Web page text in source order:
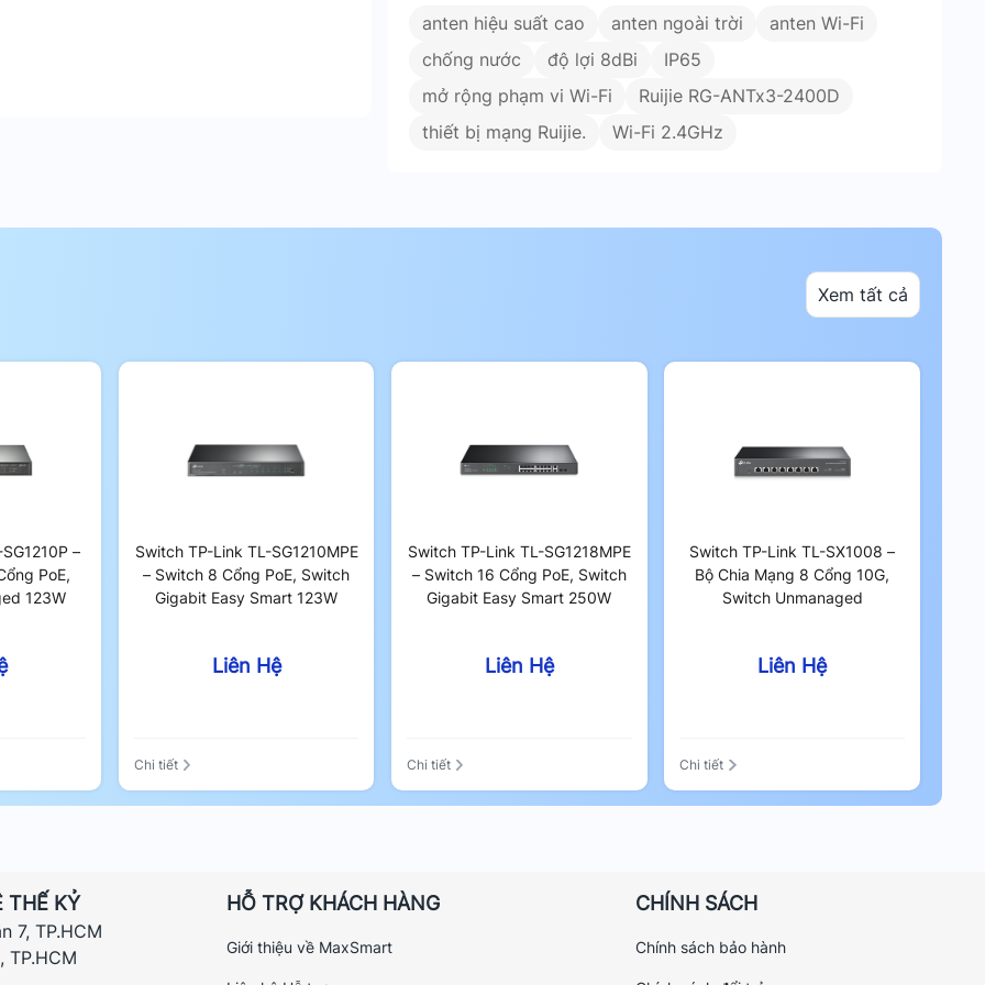
công nghiệp. Với thiết kế bền bỉ, khả
anten hiệu suất cao
anten ngoài trời
anten Wi-Fi
chống nước
độ lợi 8dBi
IP65
mở rộng phạm vi Wi-Fi
Ruijie RG-ANTx3-2400D
thiết bị mạng Ruijie.
Wi-Fi 2.4GHz
Xem tất cả
–
PoE,
123W
Switch TP-Link TL-SG1210MPE
– Switch 8 Cổng PoE, Switch
Gigabit Easy Smart 123W
Liên Hệ
Chi tiết
Switch TP-Link TL-SG1218MPE
– Switch 16 Cổng PoE, Switch
Gigabit Easy Smart 250W
Liên Hệ
Chi tiết
Switch TP-Link TL-SX1008 –
Bộ Chia Mạng 8 Cổng 10G,
Switch Unmanaged
Liên Hệ
Chi tiết
THẾ KỶ
7, TP.HCM
TP.HCM
HỖ TRỢ KHÁCH HÀNG
Giới thiệu về MaxSmart
CHÍNH SÁCH
Chính sách bảo hành